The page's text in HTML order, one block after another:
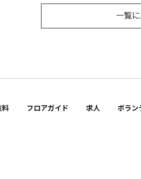
一覧
料 フロアガイド 求人 ボラン